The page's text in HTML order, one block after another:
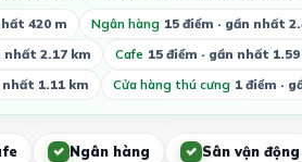
420 m Ngân hàng 15 điểm · gần nhất
nhất 2.17 km Cafe 15 điểm · gần nhất
nhất 1.11 km Cửa hàng thú cưng 1 điểm ·
Ngân hàng Sân vận động